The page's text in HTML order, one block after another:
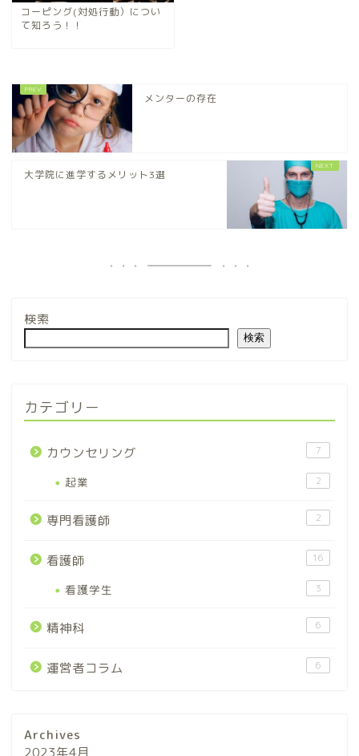
コーピング(対処行動）につい
て知ろう！！
メンターの存在
大学院に進学するメリット3選
検索
検索
カテゴリー
カウンセリング 7
起業 2
専門看護師 2
看護師 16
看護学生 3
精神科 6
運営者コラム 6
Archives
2023年4月